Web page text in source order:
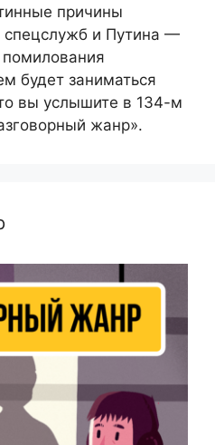
причины
и Путина —
будет заниматься
вы услышите в 134-м
жанр».